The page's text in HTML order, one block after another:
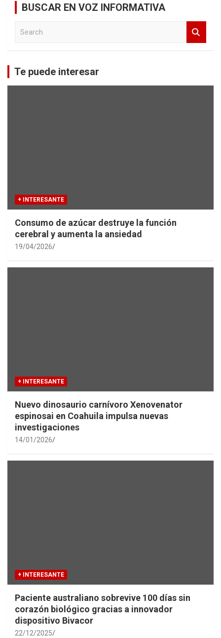
BUSCAR EN VOZ INFORMATIVA
c
Te puede interesar
+ INTERESANTE
Consumo de azúcar destruye la función
cerebral y aumenta la ansiedad
19/04/2026
+ INTERESANTE
Nuevo dinosaurio carnívoro Xenovenator
espinosai en Coahuila impulsa nuevas
investigaciones
14/01/2026
+ INTERESANTE
Paciente australiano sobrevive 100 días sin
corazón biológico gracias a innovador
dispositivo Bivacor
22/12/2025